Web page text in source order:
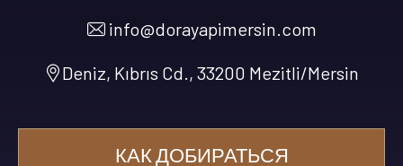
info@dorayapimersin.com
Deniz, Kıbrıs Cd., 33200 Mezitli/Mersin
КАК ДОБИРАТЬСЯ